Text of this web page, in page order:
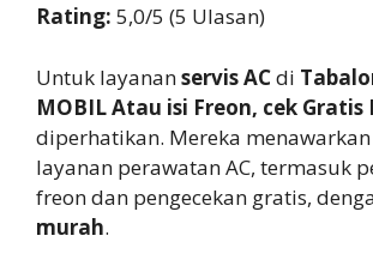
Rating: 5,0/5 (5 Ulasan)
Untuk layananservis ACdi
MOBIL Atau isi Freon, cek Gratis
diperhatikan. Mereka
layanan perawatan AC, termasuk
freon dan pengecekan gratis,
murah.